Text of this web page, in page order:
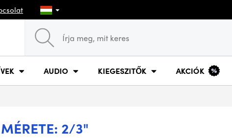
AUDIO KIEGESZITŐK AKCIÓK
2/3"